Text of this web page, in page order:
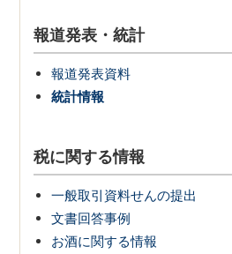
報道発表・統計
報道発表資料
統計情報
税に関する情報
一般取引資料せんの提出
文書回答事例
お酒に関する情報